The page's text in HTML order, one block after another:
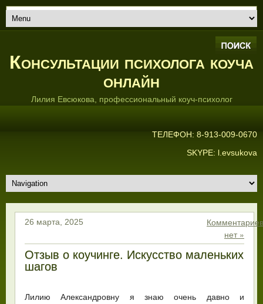
Консультации психолога коуча
онлайн
Лилия Евсюкова, профессиональный коуч-психолог
ТЕЛЕФОН: 8-913-009-0670
SKYPE: l.evsukova
26 марта, 2025
Комментариев
нет »
Отзыв о коучинге. Искусство маленьких
шагов
Лилию Александровну я знаю очень давно и